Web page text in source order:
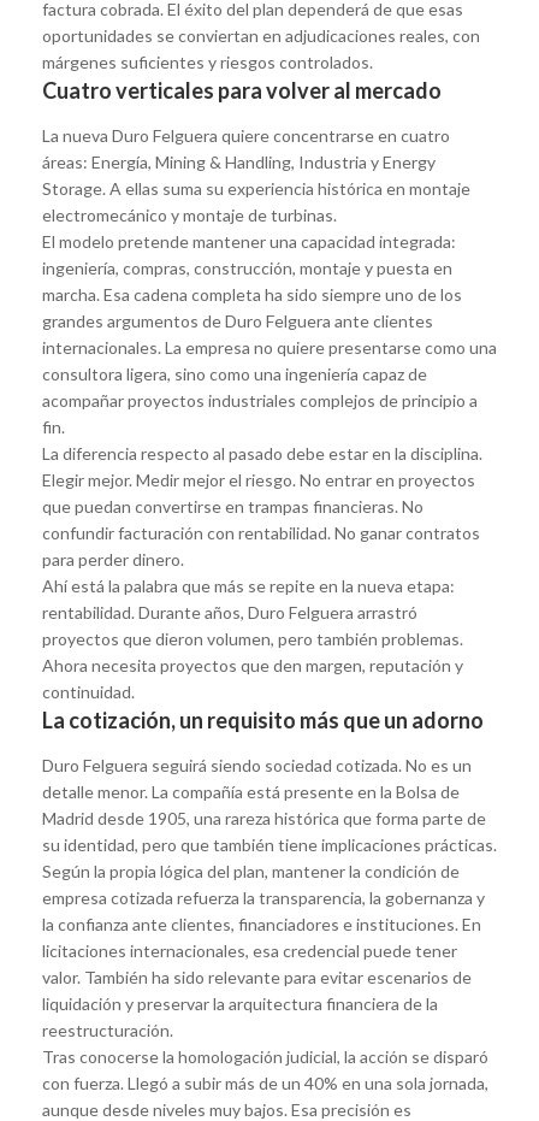
factura cobrada. El éxito del plan dependerá de que esas
oportunidades se conviertan en adjudicaciones reales, con
márgenes suficientes y riesgos controlados.
Cuatro verticales para volver al mercado
La nueva Duro Felguera quiere concentrarse en cuatro
áreas: Energía, Mining & Handling, Industria y Energy
Storage. A ellas suma su experiencia histórica en montaje
electromecánico y montaje de turbinas.
El modelo pretende mantener una capacidad integrada:
ingeniería, compras, construcción, montaje y puesta en
marcha. Esa cadena completa ha sido siempre uno de los
grandes argumentos de Duro Felguera ante clientes
internacionales. La empresa no quiere presentarse como una
consultora ligera, sino como una ingeniería capaz de
acompañar proyectos industriales complejos de principio a
fin.
La diferencia respecto al pasado debe estar en la disciplina.
Elegir mejor. Medir mejor el riesgo. No entrar en proyectos
que puedan convertirse en trampas financieras. No
confundir facturación con rentabilidad. No ganar contratos
para perder dinero.
Ahí está la palabra que más se repite en la nueva etapa:
rentabilidad. Durante años, Duro Felguera arrastró
proyectos que dieron volumen, pero también problemas.
Ahora necesita proyectos que den margen, reputación y
continuidad.
La cotización, un requisito más que un adorno
Duro Felguera seguirá siendo sociedad cotizada. No es un
detalle menor. La compañía está presente en la Bolsa de
Madrid desde 1905, una rareza histórica que forma parte de
su identidad, pero que también tiene implicaciones prácticas.
Según la propia lógica del plan, mantener la condición de
empresa cotizada refuerza la transparencia, la gobernanza y
la confianza ante clientes, financiadores e instituciones. En
licitaciones internacionales, esa credencial puede tener
valor. También ha sido relevante para evitar escenarios de
liquidación y preservar la arquitectura financiera de la
reestructuración.
Tras conocerse la homologación judicial, la acción se disparó
con fuerza. Llegó a subir más de un 40% en una sola jornada,
aunque desde niveles muy bajos. Esa precisión es